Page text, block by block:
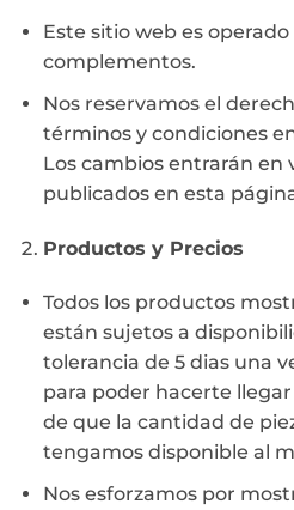
Este sitio web es
complementos.
Nos reservamos el
términos y condiciones
Los cambios entrarán en
publicados en esta
Productos y Precios
Todos los productos
están sujetos a
tolerancia de 5 dias una
para poder hacerte
de que la cantidad de
tengamos disponible al
Nos esforzamos por